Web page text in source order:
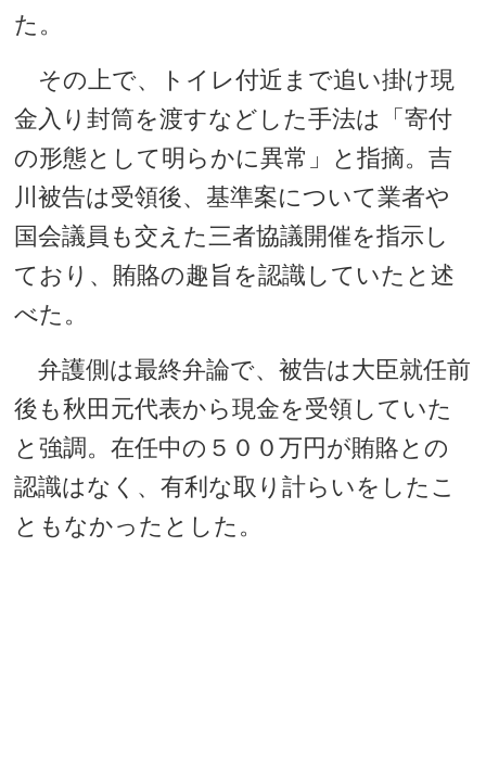
た。
その上で、トイレ付近まで追い掛け現
金入り封筒を渡すなどした手法は「寄付
の形態として明らかに異常」と指摘。吉
川被告は受領後、基準案について業者や
国会議員も交えた三者協議開催を指示し
ており、賄賂の趣旨を認識していたと述
べた。
弁護側は最終弁論で、被告は大臣就任前
後も秋田元代表から現金を受領していた
と強調。在任中の５００万円が賄賂との
認識はなく、有利な取り計らいをしたこ
ともなかったとした。